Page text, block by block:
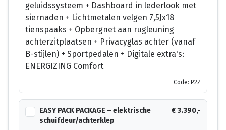
geluidssysteem + Dashboard in lederlook met
siernaden + Lichtmetalen velgen 7,5Jx18
tienspaaks + Opbergnet aan rugleuning
achterzitplaatsen + Privacyglas achter (vanaf
B-stijlen) + Sportpedalen + Digitale extra's:
ENERGIZING Comfort
Code: P2Z
EASY PACK PACKAGE – elektrische
schuifdeur/achterklep
€ 3.390,-